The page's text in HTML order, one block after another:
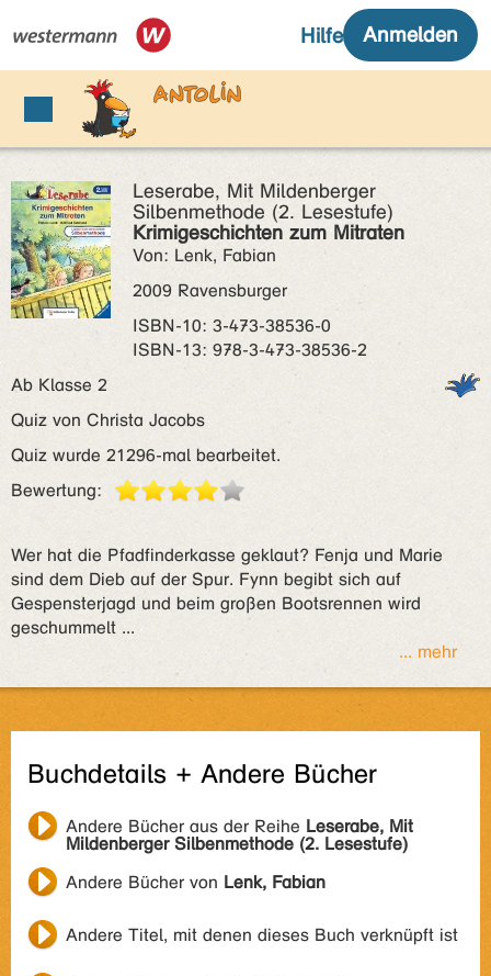
Leserabe, Mit Mildenberger
Silbenmethode (2. Lesestufe)
Krimigeschichten zum Mitraten
Von: Lenk, Fabian
2009 Ravensburger
ISBN‑10: 3-473-38536-0
ISBN‑13: 978-3-473-38536-2
Ab Klasse 2
Quiz von Christa Jacobs
Quiz wurde 21296-mal bearbeitet.
Bewertung:
Wer hat die Pfadfinderkasse geklaut? Fenja und Marie
sind dem Dieb auf der Spur. Fynn begibt sich auf
Gespensterjagd und beim großen Bootsrennen wird
geschummelt ...
... mehr
Buchdetails + Andere Bücher
Andere Bücher aus der Reihe Leserabe, Mit
Mildenberger Silbenmethode (2. Lesestufe)
Andere Bücher von Lenk, Fabian
Andere Titel, mit denen dieses Buch verknüpft ist